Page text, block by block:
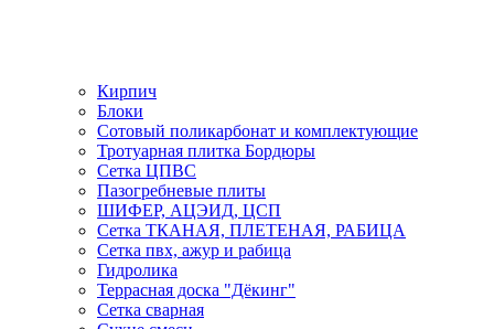
Кирпич
Блоки
Сотовый поликарбонат и комплектующие
Тротуарная плитка Бордюры
Сетка ЦПВС
Пазогребневые плиты
ШИФЕР, АЦЭИД, ЦСП
Сетка ТКАНАЯ, ПЛЕТЕНАЯ, РАБИЦА
Сетка пвх, ажур и рабица
Гидролика
Террасная доска "Дёкинг"
Сетка сварная